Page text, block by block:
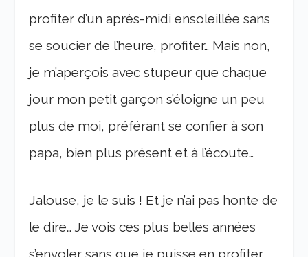
profiter d’un après-midi ensoleillée sans
se soucier de l’heure, profiter… Mais non,
je m’aperçois avec stupeur que chaque
jour mon petit garçon s’éloigne un peu
plus de moi, préférant se confier à son
papa, bien plus présent et à l’écoute…
Jalouse, je le suis ! Et je n’ai pas honte de
le dire… Je vois ces plus belles années
s’envoler sans que je puisse en profiter